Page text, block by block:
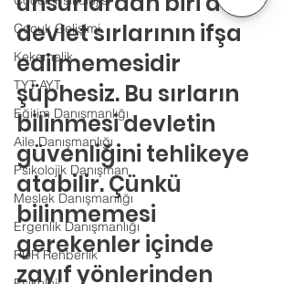
Çocuk Gelişimi
Kekemelik
TYT-AYT
Eğitim Danışmanlığı
Aile Danışmanlığı
Psikolojik Danışman
Meslek Danışmanlığı
Ergenlik Danışmanlığı
PDR Rehberlik
devlet sırlarının ifşa
edilmemesidir
şüphesiz. Bu sırların
bilinmesi devletin
güvenliğini tehlikeye
atabilir. Çünkü
bilinmemesi
gerekenler içinde
zayıf yönlerinden